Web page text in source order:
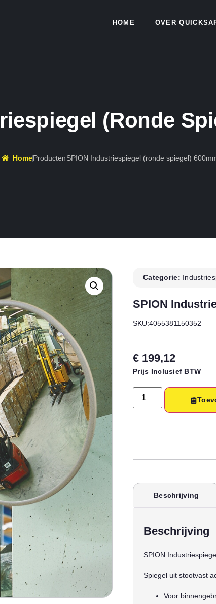
HOME OVER
(ronde
HomeProductenSPION Industriespiegel (ronde spiegel)
Categorie:
SPION
SKU:4055381150352
€ 199,12
Prijs Inclusief BTW
Beschrijving
Beschrijving
SPION
Spiegel uit stootvast
Voor